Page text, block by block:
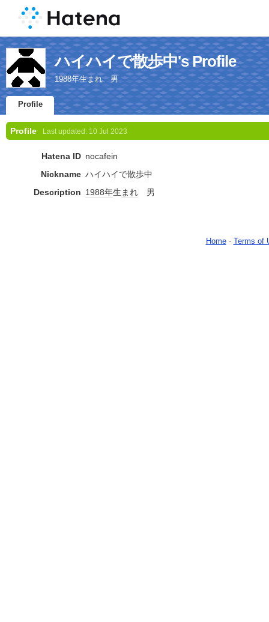
ハイハイで散歩中's Profile
1988年生まれ 男
Profile
Profile Last updated: 10 Jul 2023
Hatena ID nocafein
Nickname ハイハイで散歩中
Description 1988年生まれ 男
Home- Terms of